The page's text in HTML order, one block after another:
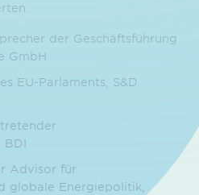
der Geschäftsführung
GmbH
EU-Parlaments, S&D
BDI
Advisor für
globale Energiepolitik,